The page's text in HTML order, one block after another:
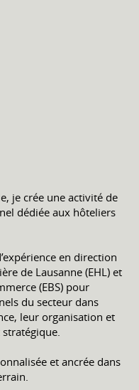
je crée une activité de
dédiée aux hôteliers
en direction
de Lausanne (EHL) et
(EBS) pour
du secteur dans
leur organisation et
et ancrée dans